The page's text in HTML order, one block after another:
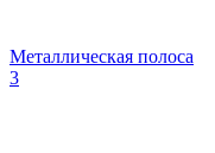
Металлическая полоса
3